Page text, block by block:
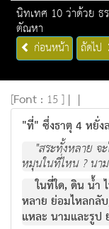
นิทเทศ 10 ว่าด้วย
ตัณหา
ก่อนหน้า ถัดไป
[Font : 15 ] | |
"ที่" ซึ่งธาตุ 4 หยั่ง
"สระทั้งหลาย จ
หมุนในที่ไหน ? นา
ในที่ใด, ดิน น้ำ
หลาย ย่อมไหลกลั
แหละ นามและรูป